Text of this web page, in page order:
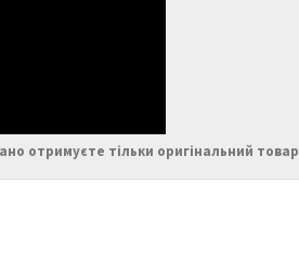
отримуєте тільки оригінальний товар